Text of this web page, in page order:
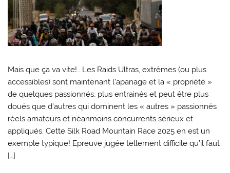
Mais que ça va vite!.. Les Raids Ultras, extrêmes (ou plus
accessibles) sont maintenant l’apanage et la « propriété »
de quelques passionnés, plus entrainés et peut être plus
doués que d’autres qui dominent les « autres » passionnés
réels amateurs et néanmoins concurrents sérieux et
appliqués. Cette Silk Road Mountain Race 2025 en est un
exemple typique! Epreuve jugée tellement difficile qu’il faut
[…]